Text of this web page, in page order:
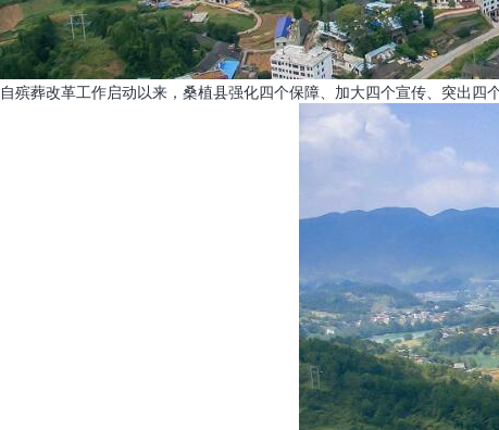
自殡葬改革工作启动以来，桑植县强化四个保障、加大四个宣传、突出四